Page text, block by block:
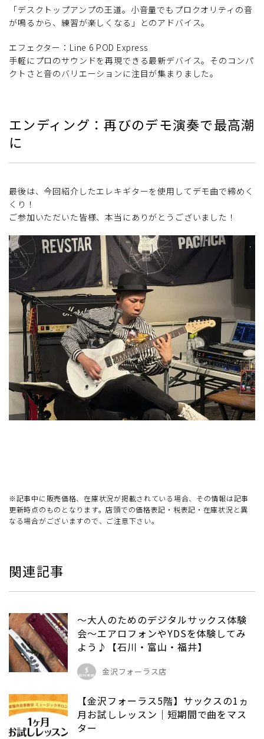
「デスクトップアンプの王道。小音量でもプロクオリティの音
が鳴るから、練習が楽しくなる」とのアドバイス。
エフェクター：Line 6 POD Express
手軽にプロのサウンドを再現できる最新デバイス。そのコンパ
クトさと音のバリエーションに注目が集まりました。
エンディング：再びのデモ演奏で最高潮
に
最後は、今回紹介したエレキギターを使用してデモ曲で締めく
くり！
ご参加いただいた皆様、本当にありがとうございました！
※記事中に販売価格、在庫状況が掲載されている場合、その情報は記事
更新時点のものとなります。店頭での価格表記・税表記・在庫状況と異
なる場合がございますので、ご注意下さい。
関連記事
～大人のためのデジタルサックス体験
会～エアロフォンやYDSを体験してみ
よう♪【石川・富山・福井】
金沢フォーラス店
【金沢フォーラス5階】サックスの1ヵ
月お試しレッスン｜短期間で曲をマス
ター